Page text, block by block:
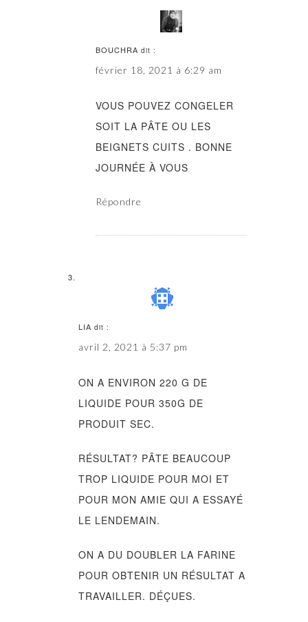
BOUCHRA dit :
février 18, 2021 à 6:29 am
VOUS POUVEZ CONGELER
SOIT LA PÂTE OU LES
BEIGNETS CUITS . BONNE
JOURNÉE À VOUS
Répondre
LIA dit :
avril 2, 2021 à 5:37 pm
ON A ENVIRON 220 G DE
LIQUIDE POUR 350G DE
PRODUIT SEC.
RÉSULTAT? PÂTE BEAUCOUP
TROP LIQUIDE POUR MOI ET
POUR MON AMIE QUI A ESSAYÉ
LE LENDEMAIN.
ON A DU DOUBLER LA FARINE
POUR OBTENIR UN RÉSULTAT A
TRAVAILLER. DÉÇUES.